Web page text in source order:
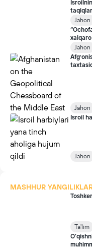
Jahon
Jahon
Jahon
Isroil
Jahon
MASHHUR
Ta'lim